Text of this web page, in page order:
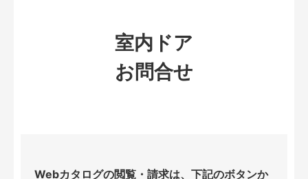
室内ドア
お問合せ
Webカタログの閲覧・請求は、下記のボタンか